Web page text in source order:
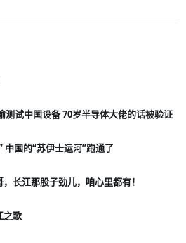
测试中国设备 70岁半导体大佬的话被验证
中国的“苏伊士运河”跑通了
，长江那股子劲儿，咱心里都有！
之歌